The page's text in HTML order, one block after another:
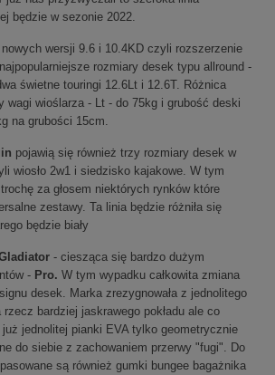
będzie w sezonie 2022.
wersji 9.6 i 10.4KD czyli rozszerzenie
rozmiary desek typu allround -
świetne touringi 12.6Lt i 12.6T. Różnica
wagi wioślarza - Lt - do 75kg i grubość deski
na grubości 15cm.
pojawią się również trzy rozmiary desek w
wiosło 2w1 i siedzisko kajakowe. W tym
za głosem niektórych rynków które
zestawy. Ta linia będzie różniła się
będzie biały
- ciesząca się bardzo dużym
- Pro. W tym wypadku całkowita zmiana
desek. Marka zrezygnowała z jednolitego
bardziej jaskrawego pokładu ale co
jednolitej pianki EVA tylko geometrycznie
do siebie z zachowaniem przerwy "fugi". Do
są również gumki bungee bagażnika